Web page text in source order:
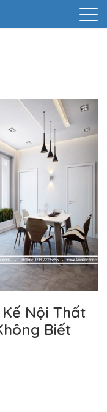
Nội Thất
Biết